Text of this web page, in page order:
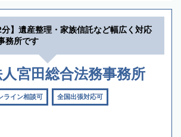
分】遺産整理・家族信託など幅広く対応
務所です
宮田総合法務事務所
ライン相談可 全国出張対応可